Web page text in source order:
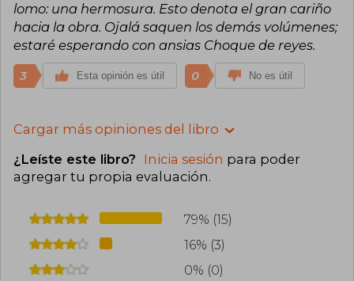
lomo: una hermosura. Esto denota el gran cariño
hacia la obra. Ojalá saquen los demás volúmenes;
estaré esperando con ansias Choque de reyes.
3 Esta opinión es útil 0 No es útil
Cargar más opiniones del libro
¿Leíste este libro? Inicia sesión para poder
agregar tu propia evaluación.
79% (15)
16% (3)
0% (0)